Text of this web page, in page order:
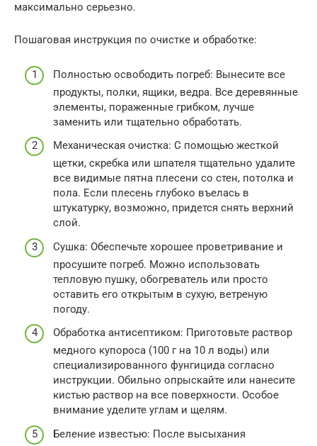
максимально серьезно.
Пошаговая инструкция по очистке и обработке:
Полностью освободить погреб: Вынесите все
продукты, полки, ящики, ведра. Все деревянные
элементы, пораженные грибком, лучше
заменить или тщательно обработать.
Механическая очистка: С помощью жесткой
щетки, скребка или шпателя тщательно удалите
все видимые пятна плесени со стен, потолка и
пола. Если плесень глубоко въелась в
штукатурку, возможно, придется снять верхний
слой.
Сушка: Обеспечьте хорошее проветривание и
просушите погреб. Можно использовать
тепловую пушку, обогреватель или просто
оставить его открытым в сухую, ветреную
погоду.
Обработка антисептиком: Приготовьте раствор
медного купороса (100 г на 10 л воды) или
специализированного фунгицида согласно
инструкции. Обильно опрыскайте или нанесите
кистью раствор на все поверхности. Особое
внимание уделите углам и щелям.
Беление известью: После высыхания